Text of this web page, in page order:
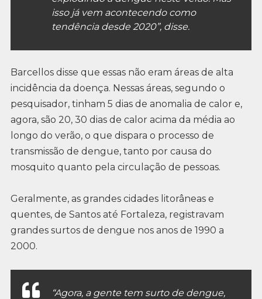
isso já vem acontecendo como
tendência desde 2020”, disse.
Barcellos disse que essas não eram áreas de alta
incidência da doença. Nessas áreas, segundo o
pesquisador, tinham 5 dias de anomalia de calor e,
agora, são 20, 30 dias de calor acima da média ao
longo do verão, o que dispara o processo de
transmissão de dengue, tanto por causa do
mosquito quanto pela circulação de pessoas.
Geralmente, as grandes cidades litorâneas e
quentes, de Santos até Fortaleza, registravam
grandes surtos de dengue nos anos de 1990 a
2000.
“Agora, a gente tem surto de dengue,